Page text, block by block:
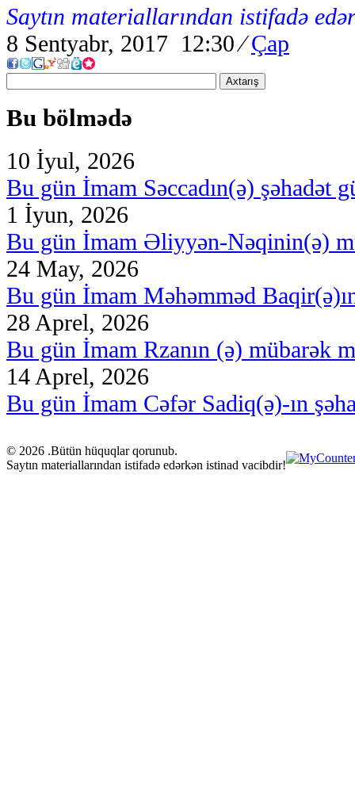
Saytın materiallarından istifadə
8 Sentyabr, 2017 12:30⁄ Çap
Axtarış
Bu bölmədə
10 İyul, 2026
Bu gün İmam Səccadın(ə) şəhadət
1 İyun, 2026
Bu gün İmam Əliyyən-Nəqinin(ə)
24 May, 2026
Bu gün İmam Məhəmməd
28 Aprel, 2026
Bu gün İmam Rzanın (ə) mübarək
14 Aprel, 2026
Bu gün İmam Cəfər Sadiq(ə)-ın
© 2026 .Bütün hüquqlar qorunub.
Saytın materiallarından istifadə edərkən istinad vacibdir!